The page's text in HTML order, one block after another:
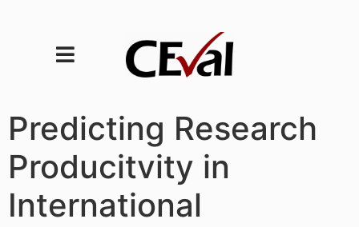
Predicting Research
Producitvity in
International